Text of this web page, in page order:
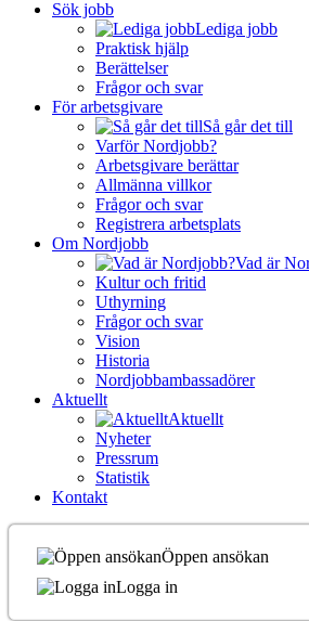
Sök jobb
Lediga jobb
Praktisk hjälp
Berättelser
Frågor och svar
För arbetsgivare
Så går det till
Varför Nordjobb?
Arbetsgivare berättar
Allmänna villkor
Frågor och svar
Registrera arbetsplats
Om Nordjobb
Vad är
Kultur och fritid
Uthyrning
Frågor och svar
Vision
Historia
Nordjobbambassadörer
Aktuellt
Aktuellt
Nyheter
Pressrum
Statistik
Kontakt
Öppen ansökan
Logga in